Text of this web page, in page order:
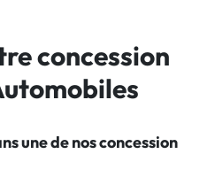
concession
une de nos concession